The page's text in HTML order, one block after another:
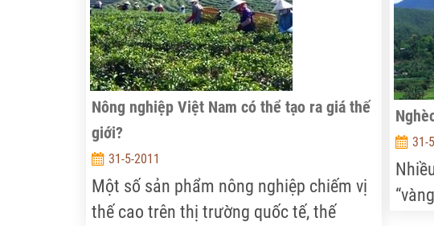
Nông nghiệp Việt Nam có thể tạo ra giá thế
giới?
31-5-2011
Một số sản phẩm nông nghiệp chiếm vị
thế cao trên thị trường quốc tế, thế
31-